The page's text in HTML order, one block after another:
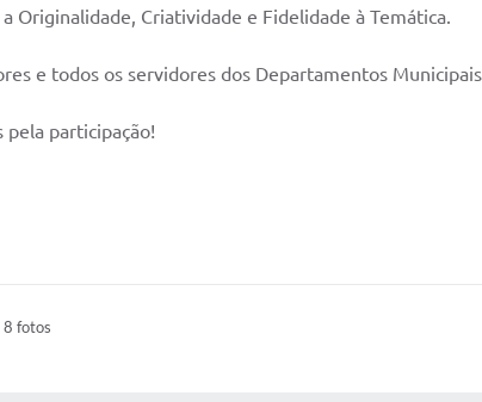
Originalidade, Criatividade e Fidelidade à Temática.
e todos os servidores dos Departamentos
pela participação!
8 fotos